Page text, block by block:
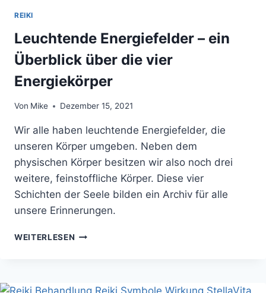
REIKI
Leuchtende Energiefelder – ein
Überblick über die vier
Energiekörper
Von Mike Dezember 15, 2021
Wir alle haben leuchtende Energiefelder, die
unseren Körper umgeben. Neben dem
physischen Körper besitzen wir also noch drei
weitere, feinstoffliche Körper. Diese vier
Schichten der Seele bilden ein Archiv für alle
unsere Erinnerungen.
WEITERLESEN LEUCHTENDE
ÜBERBLICK